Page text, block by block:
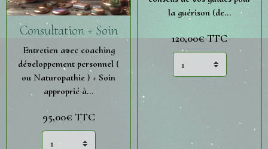
Consultation + Soin
Entretien avec coaching
développement personnel (
ou Naturopathie ) + Soin
approprié à...
95,00€ TTC
la guérison (de...
120,00€ TTC